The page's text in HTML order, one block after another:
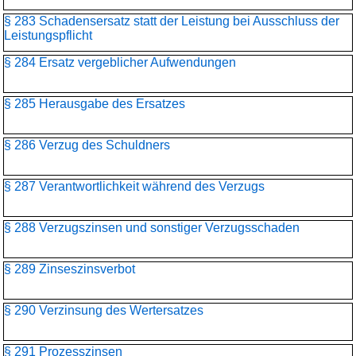
§ 283 Schadensersatz statt der Leistung bei Ausschluss der
Leistungspflicht
§ 284 Ersatz vergeblicher Aufwendungen
§ 285 Herausgabe des Ersatzes
§ 286 Verzug des Schuldners
§ 287 Verantwortlichkeit während des Verzugs
§ 288 Verzugszinsen und sonstiger Verzugsschaden
§ 289 Zinseszinsverbot
§ 290 Verzinsung des Wertersatzes
§ 291 Prozesszinsen